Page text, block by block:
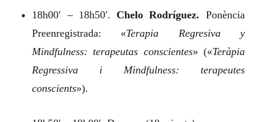
18h00′ – 18h50′. Chelo Rodríguez. Ponència
Preenregistrada: «Terapia Regresiva y
Mindfulness: terapeutas conscientes» («Teràpia
Regressiva i Mindfulness: terapeutes
conscients»).